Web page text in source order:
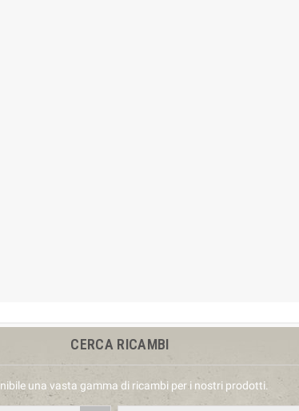
CERCA RICAMBI
una vasta gamma di ricambi per i nostri prodotti.